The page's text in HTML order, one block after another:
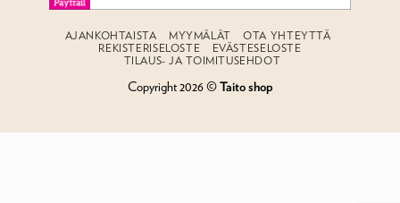
AJANKOHTAISTA MYYMÄLÄT
OTA YHTEYTTÄ
REKISTERISELOSTE
EVÄSTESELOSTE
TILAUS- JA TOIMITUSEHDOT
Copyright 2026 ©Taito shop